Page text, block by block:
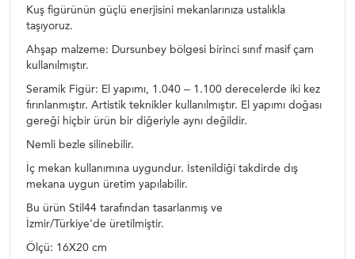
Kuş figürünün güçlü enerjisini mekanlarınıza ustalıkla
taşıyoruz.
Ahşap malzeme: Dursunbey bölgesi birinci sınıf masif çam
kullanılmıştır.
Seramik Figür: El yapımı, 1.040 – 1.100 derecelerde iki kez
fırınlanmıştır. Artistik teknikler kullanılmıştır. El yapımı doğası
gereği hiçbir ürün bir diğeriyle aynı değildir.
Nemli bezle silinebilir.
İç mekan kullanımına uygundur. İstenildiği takdirde dış
mekana uygun üretim yapılabilir.
Bu ürün Stil44 tarafından tasarlanmış ve
İzmir/Türkiye'de üretilmiştir.
Ölçü: 16X20 cm